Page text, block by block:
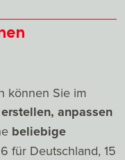
können Sie im
anpassen
beliebige
für Deutschland, 15